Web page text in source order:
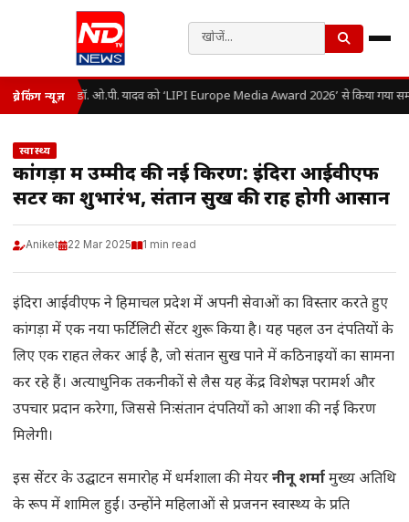
ब्रेकिंग न्यूज़ डॉ. ओ.पी. यादव को ‘LIPI Europe Media Award 2026’ से किया गया
स्वास्थ्य
कांगड़ा में उम्मीद की नई किरण: इंदिरा आईवीएफ
सेंटर का शुभारंभ, संतान सुख की राह होगी आसान
Aniket 22 Mar 2025 1 min read
इंदिरा आईवीएफ ने हिमाचल प्रदेश में अपनी सेवाओं का विस्तार करते हुए
कांगड़ा में एक नया फर्टिलिटी सेंटर शुरू किया है। यह पहल उन दंपतियों के
लिए एक राहत लेकर आई है, जो संतान सुख पाने में कठिनाइयों का सामना
कर रहे हैं। अत्याधुनिक तकनीकों से लैस यह केंद्र विशेषज्ञ परामर्श और
उपचार प्रदान करेगा, जिससे निःसंतान दंपतियों को आशा की नई किरण
मिलेगी।
इस सेंटर के उद्घाटन समारोह में धर्मशाला की मेयरनीनू शर्मामुख्य अतिथि
के रूप में शामिल हुईं। उन्होंने महिलाओं से प्रजनन स्वास्थ्य के प्रति